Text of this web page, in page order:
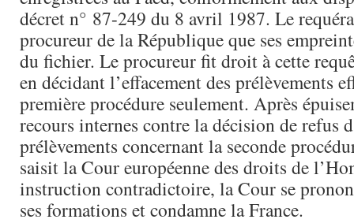
décret n° 87-249 du 8 avril 1987. Le
procureur de la République que ses
du fichier. Le procureur fit droit à cette
en décidant l’effacement des prélèvements
première procédure seulement. Après
recours internes contre la décision de refus
prélèvements concernant la seconde
saisit la Cour européenne des droits de
instruction contradictoire, la Cour se
ses formations et condamne la France.